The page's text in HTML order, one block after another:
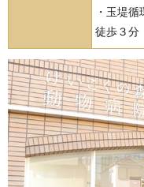
・玉堤
徒歩３分